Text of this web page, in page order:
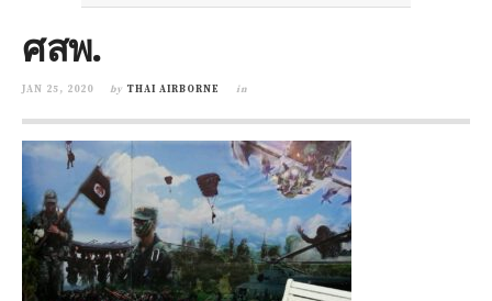
ศสพ.
JAN 25, 2020 by THAI AIRBORNE in